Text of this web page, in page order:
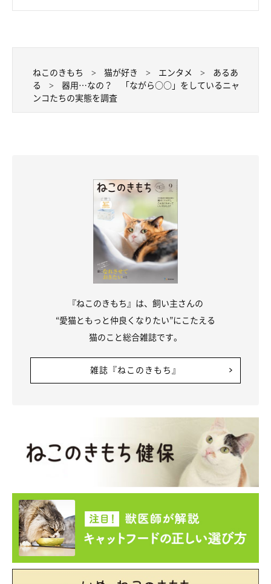
ねこのきもち 猫が好き エンタメ
あるあ
る
器用…なの？ 「ながら○○」をしているニャ
ンコたちの実態を調査
『ねこのきもち』は、飼い主さんの
“愛猫ともっと仲良くなりたい”にこたえる
猫のこと総合雑誌です。
雑誌『ねこのきもち』